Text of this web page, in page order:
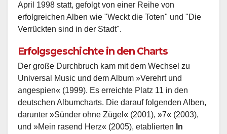
April 1998 statt, gefolgt von einer Reihe von
erfolgreichen Alben wie "Weckt die Toten" und "Die
Verrückten sind in der Stadt".
Erfolgsgeschichte in den Charts
Der große Durchbruch kam mit dem Wechsel zu
Universal Music und dem Album »Verehrt und
angespien« (1999). Es erreichte Platz 11 in den
deutschen Albumcharts. Die darauf folgenden Alben,
darunter »Sünder ohne Zügel« (2001), »7« (2003),
und »Mein rasend Herz« (2005), etablierten In